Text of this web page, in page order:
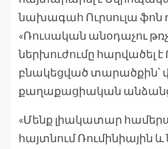
նախագահ Ուրսուլա ֆոն
«Ռուսական անօդաչու
ներխուժումը հարվածել
բնակեցված տարածքին՝
քաղաքացիական
«Մենք լիակատար
հայտնում Ռումինիային